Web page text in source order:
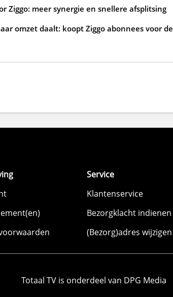
Ziggo: meer synergie en snellere afsplitsing
omzet daalt: koopt Ziggo abonnees voor de
Service
Klantenservice
Bezorgklacht indienen
(Bezorg)adres wijzigen
Totaal TV is onderdeel van DPG Media